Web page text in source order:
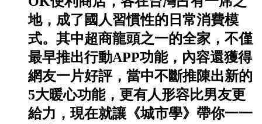
地，成了國人習慣性的日常消費模
式。 其中超商龍頭之一的全家，不僅
最早推出行動APP功能，內容還獲得
網友一片好評，當中不斷推陳出新的
5大暖心功能，更有人形容比男友更
給力，現在就讓《城市學》帶你一一